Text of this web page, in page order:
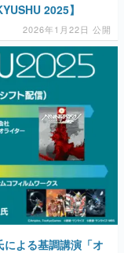
2025】
2026年1月22日 公開
による基調講演「オ